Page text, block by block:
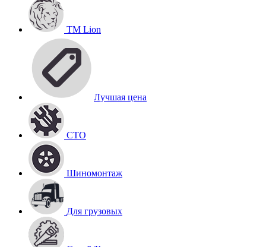
TM Lion
Лучшая цена
СТО
Шиномонтаж
Для грузовых